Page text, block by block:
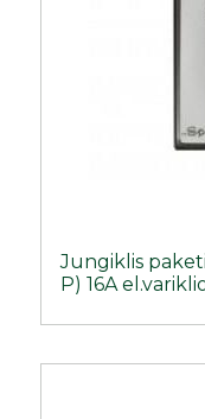
Jungiklis
P) 16A